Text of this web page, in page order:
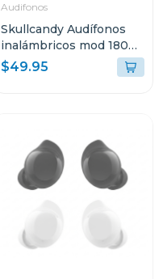
Audifonos
Skullcandy Audífonos
inalámbricos mod 180
negro s2mgw
$49.95